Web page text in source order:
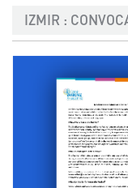
IZMIR :